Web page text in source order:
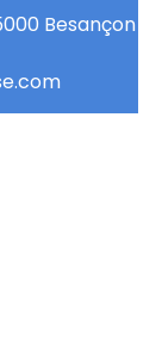
Besançon